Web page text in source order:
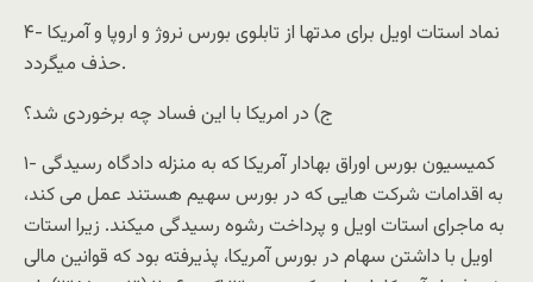
۴- نماد استات اویل برای مدتها از تابلوی بورس نروژ و اروپا و آمریکا
حذف میگردد.
ج) در امریکا با این فساد چه برخوردی شد؟
۱- کمیسیون بورس اوراق بهادار آمریکا که به منزله دادگاه رسیدگی
به اقدامات شرکت هایی که در بورس سهیم هستند عمل می کند،
به ماجرای استات اویل و پرداخت رشوه رسیدگی میکند. زیرا استات
اویل با داشتن سهام در بورس آمریکا، پذیرفته بود که قوانین مالی